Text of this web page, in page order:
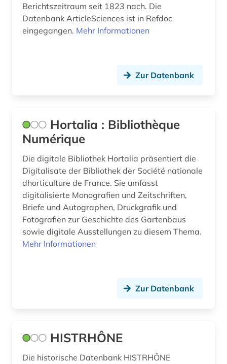
bibliothèque nationale de france (1)
biografie (1)
biografin (1)
biographie (1)
blogportal (1)
brandenburg (1)
bretagne (1)
briefsammlung (1)
buchgeschichte (1)
buchhandel (3)
buchmalerei (1)
Italien (18)
Japan (2)
Luxemburg (3)
Mittelamerika (2)
Monaco (2)
Niederlande (6)
Nordamerika (2)
Palaestina (1)
Polen (8)
Berichtszeitraum seit 1823 nach. Die
Datenbank ArticleSciences ist in Refdoc
eingegangen. Mehr Informationen
Zur Datenbank
Hortalia : Bibliothèque
Numérique
Die digitale Bibliothek Hortalia präsentiert die
Digitalisate der Bibliothek der Société nationale
dhorticulture de France. Sie umfasst
digitalisierte Monografien und Zeitschriften,
Briefe und Autographen, Druckgrafik und
Fotografien zur Geschichte des Gartenbaus
sowie digitale Ausstellungen zu diesem Thema.
Mehr Informationen
Zur Datenbank
HISTRHÔNE
Die historische Datenbank HISTRHÔNE